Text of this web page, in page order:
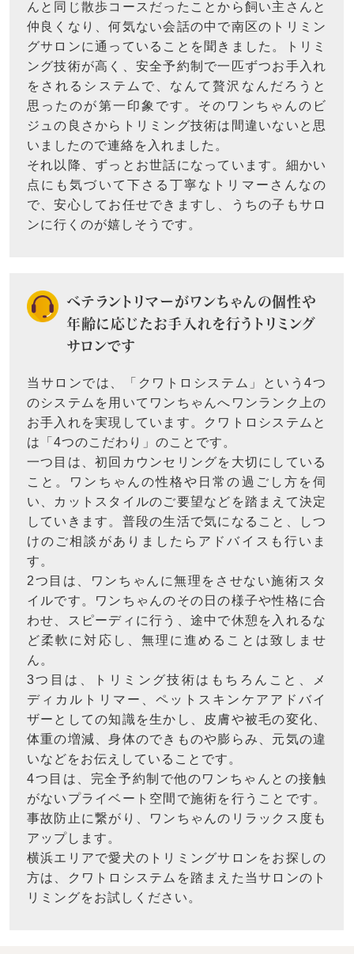
んと同じ散歩コースだったことから飼い主さんと
仲良くなり、何気ない会話の中で南区のトリミン
グサロンに通っていることを聞きました。トリミ
ング技術が高く、安全予約制で一匹ずつお手入れ
をされるシステムで、なんて贅沢なんだろうと
思ったのが第一印象です。そのワンちゃんのビ
ジュの良さからトリミング技術は間違いないと思
いましたので連絡を入れました。
それ以降、ずっとお世話になっています。細かい
点にも気づいて下さる丁寧なトリマーさんなの
で、安心してお任せできますし、うちの子もサロ
ンに行くのが嬉しそうです。
ベテラントリマーがワンちゃんの個性や
年齢に応じたお手入れを行うトリミング
サロンです
当サロンでは、「クワトロシステム」という4つ
のシステムを用いてワンちゃんへワンランク上の
お手入れを実現しています。クワトロシステムと
は「4つのこだわり」のことです。
一つ目は、初回カウンセリングを大切にしている
こと。ワンちゃんの性格や日常の過ごし方を伺
い、カットスタイルのご要望などを踏まえて決定
していきます。普段の生活で気になること、しつ
けのご相談がありましたらアドバイスも行いま
す。
2つ目は、ワンちゃんに無理をさせない施術スタ
イルです。ワンちゃんのその日の様子や性格に合
わせ、スピーディに行う、途中で休憩を入れるな
ど柔軟に対応し、無理に進めることは致しませ
ん。
3つ目は、トリミング技術はもちろんこと、メ
ディカルトリマー、ペットスキンケアアドバイ
ザーとしての知識を生かし、皮膚や被毛の変化、
体重の増減、身体のできものや膨らみ、元気の違
いなどをお伝えしていることです。
4つ目は、完全予約制で他のワンちゃんとの接触
がないプライベート空間で施術を行うことです。
事故防止に繋がり、ワンちゃんのリラックス度も
アップします。
横浜エリアで愛犬のトリミングサロンをお探しの
方は、クワトロシステムを踏まえた当サロンのト
リミングをお試しください。